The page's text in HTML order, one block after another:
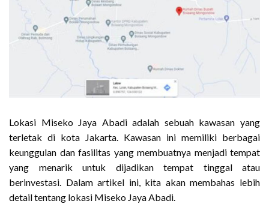
Lokasi Miseko Jaya Abadi adalah sebuah kawasan yang
terletak di kota Jakarta. Kawasan ini memiliki berbagai
keunggulan dan fasilitas yang membuatnya menjadi tempat
yang menarik untuk dijadikan tempat tinggal atau
berinvestasi. Dalam artikel ini, kita akan membahas lebih
detail tentang lokasi Miseko Jaya Abadi.